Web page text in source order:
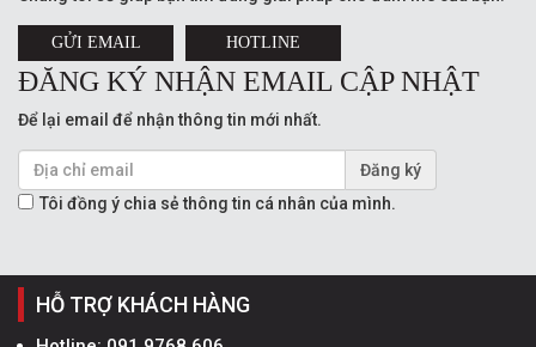
GỬI EMAIL HOTLINE
ĐĂNG KÝ NHẬN EMAIL CẬP NHẬT
Để lại email để nhận thông tin mới nhất.
Đăng ký
Tôi đồng ý chia sẻ thông tin cá nhân của mình.
HỖ TRỢ KHÁCH HÀNG